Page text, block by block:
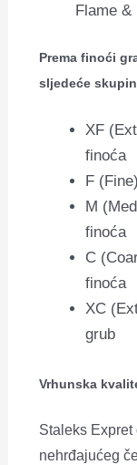
Flame &
Prema finoći
sljedeće
XF
finoća
F
M
finoća
C
finoća
XC
grub
Vrhunska
Staleks
nehrđajućeg